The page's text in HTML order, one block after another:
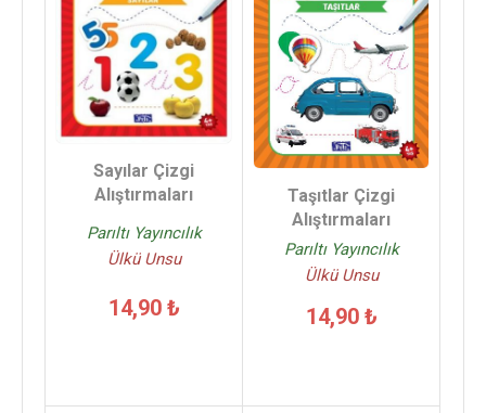
Sayılar Çizgi
Alıştırmaları
Parıltı Yayıncılık
Ülkü Unsu
14,90 ₺
Taşıtlar Çizgi
Alıştırmaları
Parıltı Yayıncılık
Ülkü Unsu
14,90 ₺